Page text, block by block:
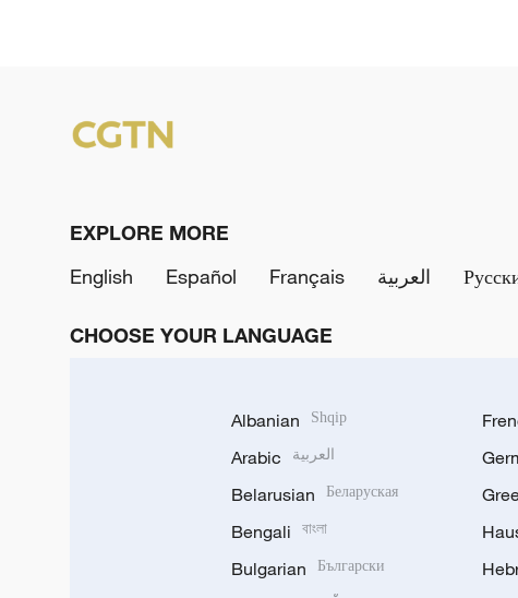
EXPLORE MORE
English
Español Français العربية
CHOOSE YOUR LANGUAGE
Albanian Shqip
Arabic العربية
Belarusian Беларуская
Bengali বাংলা
Bulgarian Български